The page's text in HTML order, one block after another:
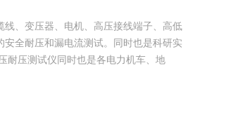
、变压器、电机、高压接线端子、高低
全耐压和漏电流测试。同时也是科研实
耐压测试仪同时也是各电力机车、地